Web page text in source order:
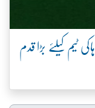
کیلئے بڑا قدم